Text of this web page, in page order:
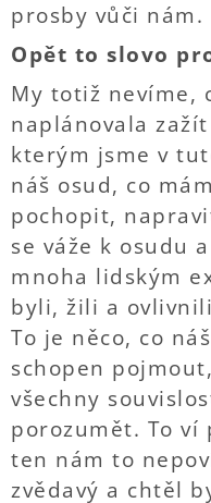
prosby vůči nám.
Opět to slovo
My totiž nevíme,
naplánovala
kterým jsme v
náš osud, co
pochopit,
se váže k osudu
mnoha lidským
byli, žili a
To je něco, co
schopen
všechny
porozumět. To ví
ten nám to
zvědavý a chtěl